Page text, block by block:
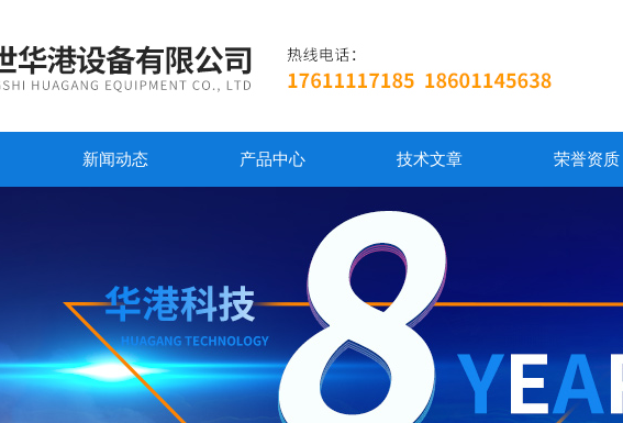
新闻动态 产品中心 技术文章 荣誉资质